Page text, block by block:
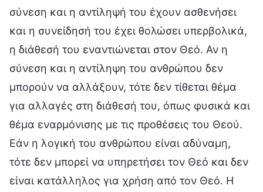
σύνεση και η αντίληψή του έχουν ασθενήσει
και η συνείδησή του έχει θολώσει υπερβολικά,
η διάθεσή του εναντιώνεται στον Θεό. Αν η
σύνεση και η αντίληψη του ανθρώπου δεν
μπορούν να αλλάξουν, τότε δεν τίθεται θέμα
για αλλαγές στη διάθεσή του, όπως φυσικά και
θέμα εναρμόνισης με τις προθέσεις του Θεού.
Εάν η λογική του ανθρώπου είναι αδύναμη,
τότε δεν μπορεί να υπηρετήσει τον Θεό και δεν
είναι κατάλληλος για χρήση από τον Θεό. Η